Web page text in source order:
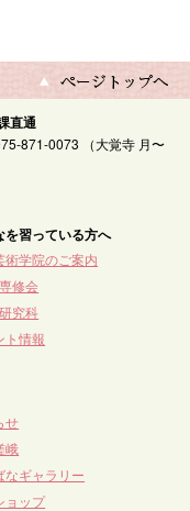
直通
871-0073 （大覚寺 月〜
を習っている方へ
術学院のご案内
修会
究科
ト情報
せ
峨
なギャラリー
ョップ